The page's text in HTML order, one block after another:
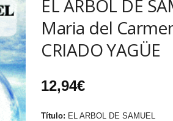
EL ÁRBOL DE
Maria del
CRIADO YAGÜE
12,94€
Título: EL ARBOL DE SAMUEL